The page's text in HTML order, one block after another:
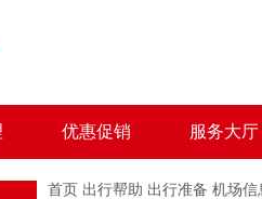
优惠促销 服务大厅
首页 出行帮助 出行准备 机场信